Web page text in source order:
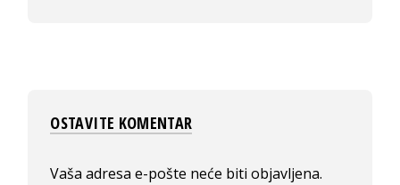
OSTAVITE KOMENTAR
Vaša adresa e-pošte neće biti objavljena.